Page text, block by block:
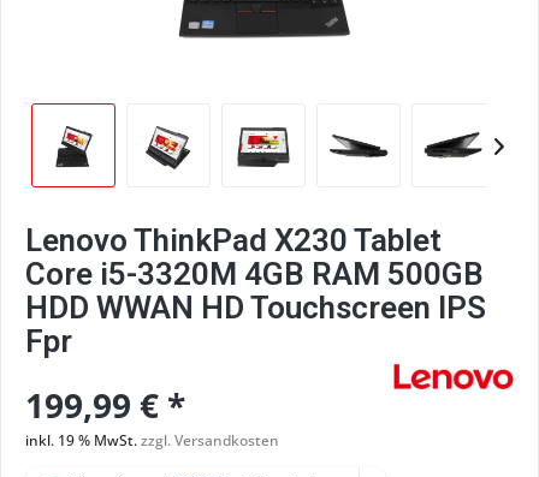
Lenovo ThinkPad X230 Tablet
Core i5-3320M 4GB RAM 500GB
HDD WWAN HD Touchscreen IPS
Fpr
199,99 € *
inkl. 19 % MwSt.zzgl. Versandkosten